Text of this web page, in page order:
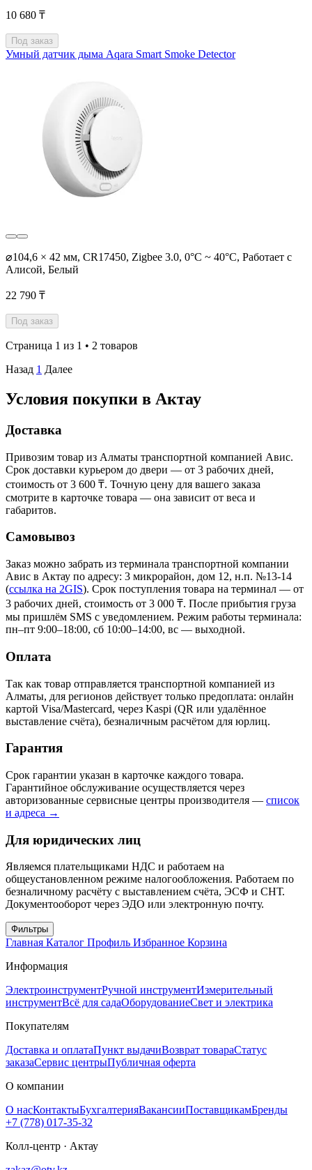
10 680 ₸
Под заказ
Умный датчик дыма Aqara Smart Smoke Detector
⌀104,6 × 42 мм, CR17450, Zigbee 3.0, 0°C ~ 40°C, Работает с
Алисой, Белый
22 790 ₸
Под заказ
Страница 1 из 1 • 2 товаров
Назад 1 Далее
Условия покупки в Актау
Доставка
Привозим товар из Алматы транспортной компанией Авис.
Срок доставки курьером до двери — от 3 рабочих дней,
стоимость от 3 600 ₸. Точную цену для вашего заказа
смотрите в карточке товара — она зависит от веса и
габаритов.
Самовывоз
Заказ можно забрать из терминала транспортной компании
Авис в Актау по адресу: 3 микрорайон, дом 12, н.п. №13-14
(ссылка на 2GIS). Срок поступления товара на терминал — от
3 рабочих дней, стоимость от 3 000 ₸. После прибытия груза
мы пришлём SMS с уведомлением. Режим работы терминала:
пн–пт 9:00–18:00, сб 10:00–14:00, вс — выходной.
Оплата
Так как товар отправляется транспортной компанией из
Алматы, для регионов действует только предоплата: онлайн
картой Visa/Mastercard, через Kaspi (QR или удалённое
выставление счёта), безналичным расчётом для юрлиц.
Гарантия
Срок гарантии указан в карточке каждого товара.
Гарантийное обслуживание осуществляется через
авторизованные сервисные центры производителя — список
и адреса →
Для юридических лиц
Являемся плательщиками НДС и работаем на
общеустановленном режиме налогообложения. Работаем по
безналичному расчёту с выставлением счёта, ЭСФ и СНТ.
Документооборот через ЭДО или электронную почту.
Фильтры
Главная Каталог Профиль Избранное Корзина
Информация
ЭлектроинструментРучной инструментИзмерительный
инструментВсё для садаОборудованиеСвет и электрика
Покупателям
Доставка и оплатаПункт выдачиВозврат товараСтатус
заказаСервис центрыПубличная оферта
О компании
О насКонтактыБухгалтерияВакансииПоставщикамБренды
+7 (778) 017-35-32
Колл-центр · Актау